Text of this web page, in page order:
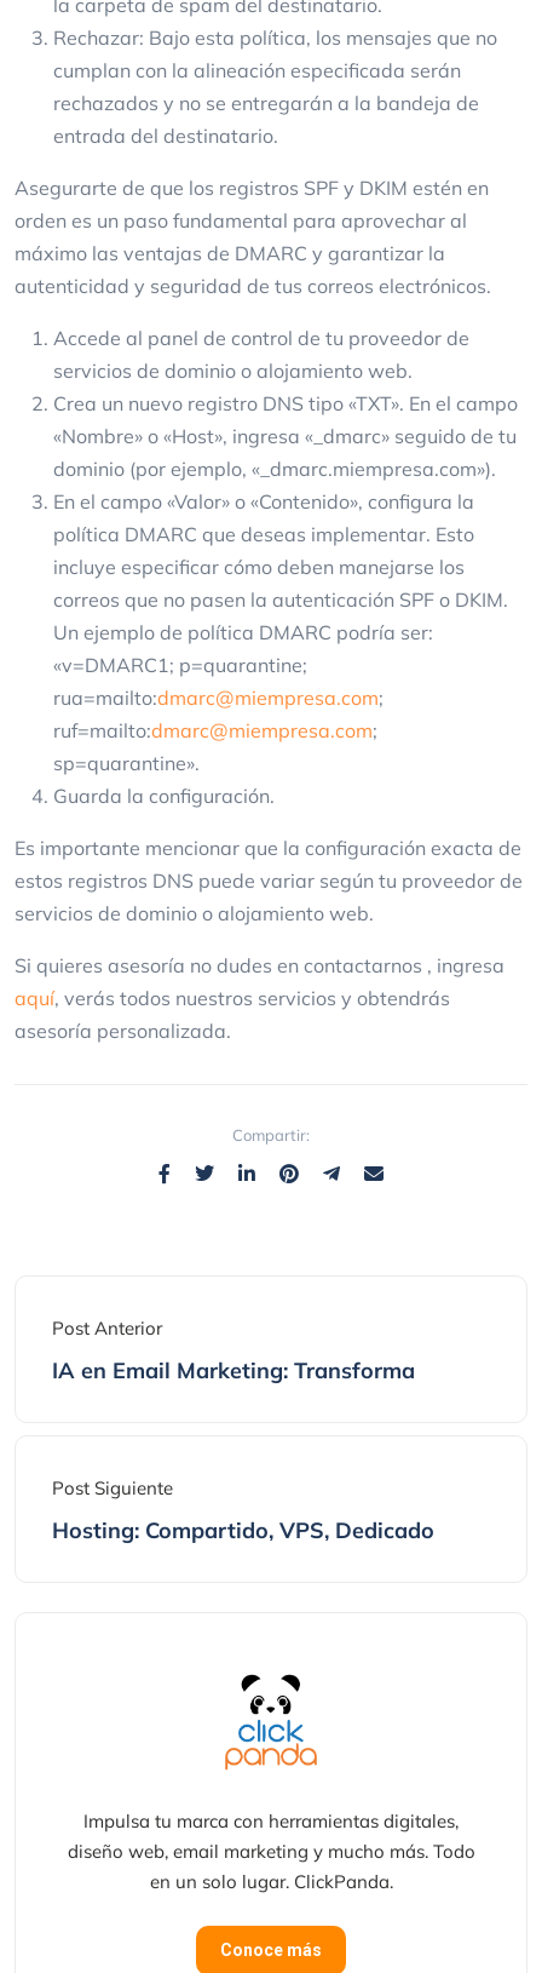
la carpeta de spam del destinatario.
Rechazar: Bajo esta política, los mensajes que no
cumplan con la alineación especificada serán
rechazados y no se entregarán a la bandeja de
entrada del destinatario.
Asegurarte de que los registros SPF y DKIM estén en
orden es un paso fundamental para aprovechar al
máximo las ventajas de DMARC y garantizar la
autenticidad y seguridad de tus correos electrónicos.
Accede al panel de control de tu proveedor de
servicios de dominio o alojamiento web.
Crea un nuevo registro DNS tipo «TXT». En el campo
«Nombre» o «Host», ingresa «_dmarc» seguido de tu
dominio (por ejemplo, «_dmarc.miempresa.com»).
En el campo «Valor» o «Contenido», configura la
política DMARC que deseas implementar. Esto
incluye especificar cómo deben manejarse los
correos que no pasen la autenticación SPF o DKIM.
Un ejemplo de política DMARC podría ser:
«v=DMARC1; p=quarantine;
rua=mailto:dmarc@miempresa.com;
ruf=mailto:dmarc@miempresa.com;
sp=quarantine».
Guarda la configuración.
Es importante mencionar que la configuración exacta de
estos registros DNS puede variar según tu proveedor de
servicios de dominio o alojamiento web.
Si quieres asesoría no dudes en contactarnos , ingresa
aquí, verás todos nuestros servicios y obtendrás
asesoría personalizada.
Compartir:
Post Anterior
IA en Email Marketing: Transforma
Post Siguiente
Hosting: Compartido, VPS, Dedicado
Impulsa tu marca con herramientas digitales,
diseño web, email marketing y mucho más. Todo
en un solo lugar. ClickPanda.
Conoce más